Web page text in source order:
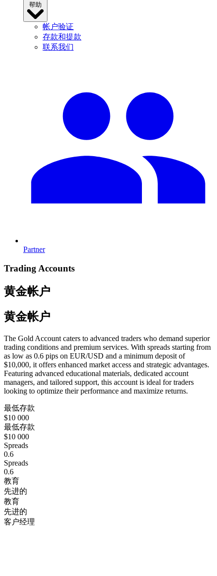
帮助
帐户验证
存款和提款
联系我们
Partner
Trading Accounts
黄金帐户
黄金帐户
The Gold Account caters to advanced traders who demand superior
trading conditions and premium services. With spreads starting from
as low as 0.6 pips on EUR/USD and a minimum deposit of
$10,000, it offers enhanced market access and strategic advantages.
Featuring advanced educational materials, dedicated account
managers, and tailored support, this account is ideal for traders
looking to optimize their performance and maximize returns.
最低存款
$10 000
最低存款
$10 000
Spreads
0.6
Spreads
0.6
教育
先进的
教育
先进的
客户经理